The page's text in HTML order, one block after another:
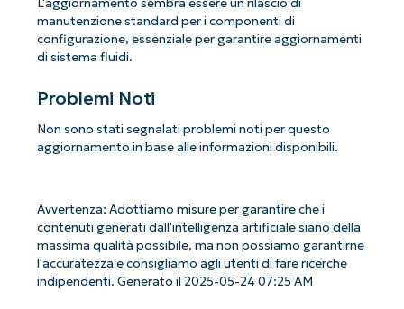
manutenzione standard per i componenti di
configurazione, essenziale per garantire aggiornamenti
di sistema fluidi.
Problemi Noti
Non sono stati segnalati problemi noti per questo
aggiornamento in base alle informazioni disponibili.
Avvertenza: Adottiamo misure per garantire che i
contenuti generati dall'intelligenza artificiale siano della
massima qualità possibile, ma non possiamo garantirne
l'accuratezza e consigliamo agli utenti di fare ricerche
indipendenti. Generato il 2025-05-24 07:25 AM